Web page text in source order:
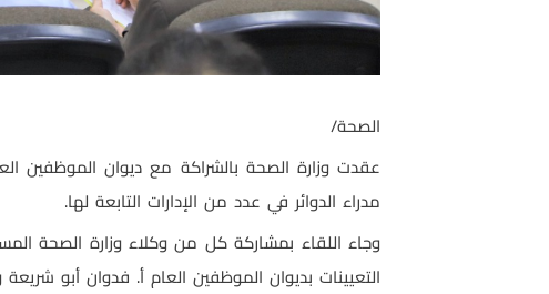
الصحة/
عقدت وزارة الصحة بالشراكة مع ديوان الموظفين
مدراء الدوائر في عدد من الإدارات التابعة لها.
وجاء اللقاء بمشاركة كل من وكلاء وزارة الصحة
التعيينات بديوان الموظفين العام أ. فدوان أبو